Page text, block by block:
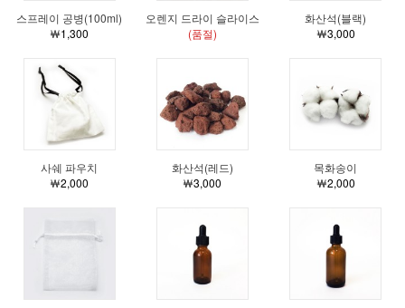
스프레이 공병(100ml)
￦1,300
오렌지 드라이 슬라이스
(품절)
화산석(블랙)
￦3,000
사쉐 파우치
￦2,000
화산석(레드)
￦3,000
목화송이
￦2,000